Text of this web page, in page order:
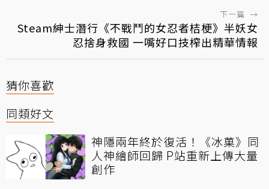
下一篇 →
Steam紳士潛行《不戰鬥的女忍者桔梗》半妖女
忍捨身救國 一嘴好口技榨出精華情報
猜你喜歡
同類好文
神隱兩年終於復活！《冰菓》同
人神繪師回歸 P站重新上傳大量
創作